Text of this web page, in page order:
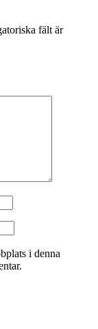
fält är
i denna